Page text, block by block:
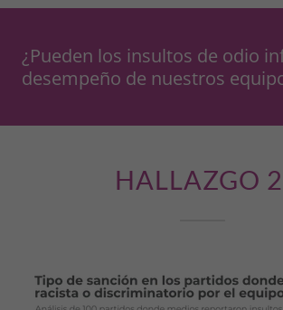
¿Pueden los insultos de odio
desempeño de nuestros
HALLAZGO